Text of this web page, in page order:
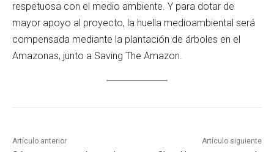
respetuosa con el medio ambiente. Y para dotar de
mayor apoyo al proyecto, la huella medioambiental será
compensada mediante la plantación de árboles en el
Amazonas, junto a Saving The Amazon.
Artículo anterior Artículo siguiente